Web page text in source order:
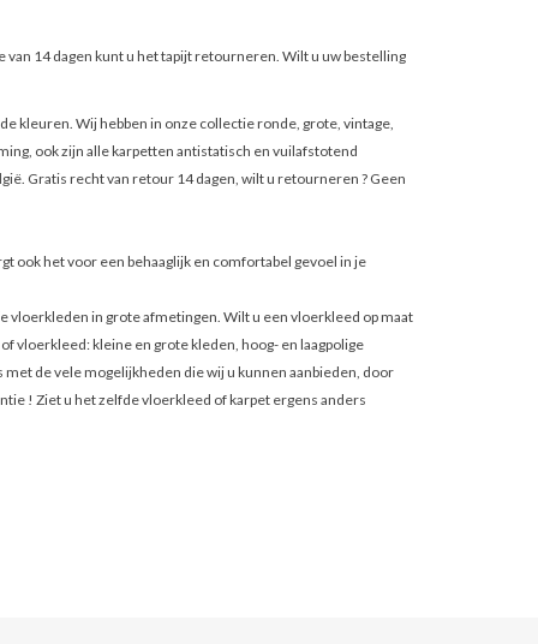
14 dagen kunt u het tapijt retourneren. Wilt u uw bestelling
kleuren. Wij hebben in onze collectie ronde, grote, vintage,
ook zijn alle karpetten antistatisch en vuilafstotend
Gratis recht van retour 14 dagen, wilt u retourneren ? Geen
ook het voor een behaaglijk en comfortabel gevoel in je
vloerkleden in grote afmetingen. Wilt u een vloerkleed op maat
vloerkleed: kleine en grote kleden, hoog- en laagpolige
de vele mogelijkheden die wij u kunnen aanbieden, door
! Ziet u het zelfde vloerkleed of karpet ergens anders